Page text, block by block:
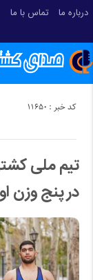
درباره ما تماس با ما
کد خبر : 11650
تیم ملی
در پنج وزن